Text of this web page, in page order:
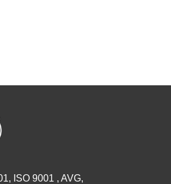
ISO 9001 , AVG,